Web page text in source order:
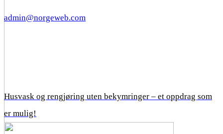
Husvask og rengjøring uten bekymringer – et oppdrag som
er mulig!
admin@norgeweb.com